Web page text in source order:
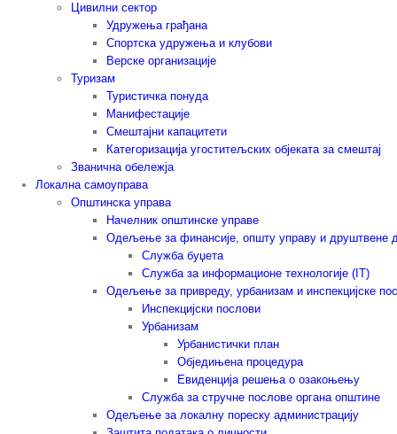
Цивилни сектор
Удружења грађана
Спортска удружења и клубови
Верске организације
Туризам
Туристичка понуда
Манифестације
Смештајни капацитети
Категоризација угоститељских објеката за смештај
Званична обележја
Локална самоуправа
Општинска управа
Начелник општинске управе
Одељење за финансије, општу управу и друштвене
Служба буџета
Служба за информационе технологије (IT)
Одељење за привреду, урбанизам и инспекцијске
Инспекцијски послови
Урбанизам
Урбанистички план
Обједињена процедура
Евиденција решења о озакоњењу
Служба за стручне послове органа општине
Одељење за локалну пореску администрацију